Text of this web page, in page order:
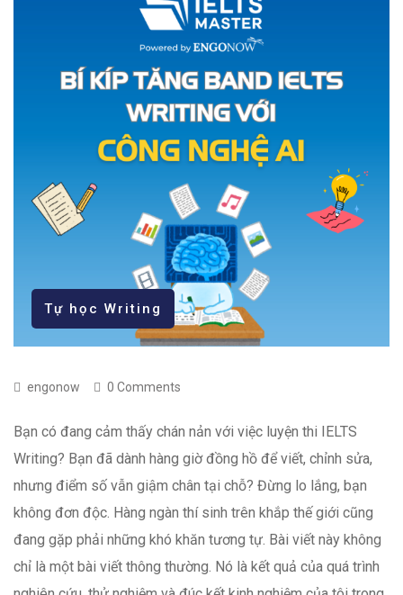
Tự học Writing
engonow 0 Comments
Bạn có đang cảm thấy chán nản với việc luyện thi IELTS
Writing? Bạn đã dành hàng giờ đồng hồ để viết, chỉnh sửa,
nhưng điểm số vẫn giậm chân tại chỗ? Đừng lo lắng, bạn
không đơn độc. Hàng ngàn thí sinh trên khắp thế giới cũng
đang gặp phải những khó khăn tương tự. Bài viết này không
chỉ là một bài viết thông thường. Nó là kết quả của quá trình